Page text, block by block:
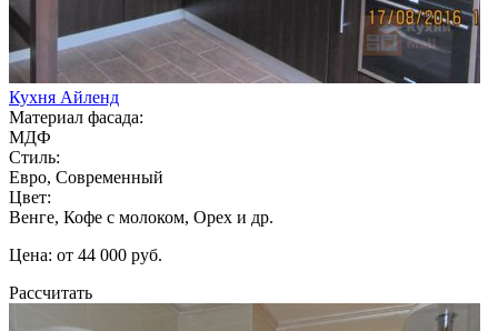
Кухня Айленд
Материал фасада:
МДФ
Стиль:
Евро, Современный
Цвет:
Венге, Кофе с молоком, Орех и др.
Цена: от 44 000 руб.
Рассчитать